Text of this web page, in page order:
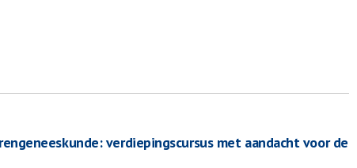
verdiepingscursus met aandacht voor de